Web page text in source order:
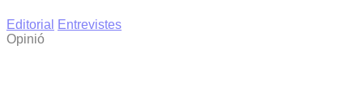
Editorial
Entrevistes
Opinió